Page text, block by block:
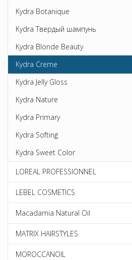
Kydra Botanique
Kydra Твердый шампунь
Kydra Blonde Beauty
Kydra Creme
Kydra Jelly Gloss
Kydra Nature
Kydra Primary
Kydra Softing
Kydra Sweet Color
LOREAL PROFESSIONNEL
LEBEL COSMETICS
Macadamia Natural Oil
MATRIX HAIRSTYLES
MOROCCANOIL